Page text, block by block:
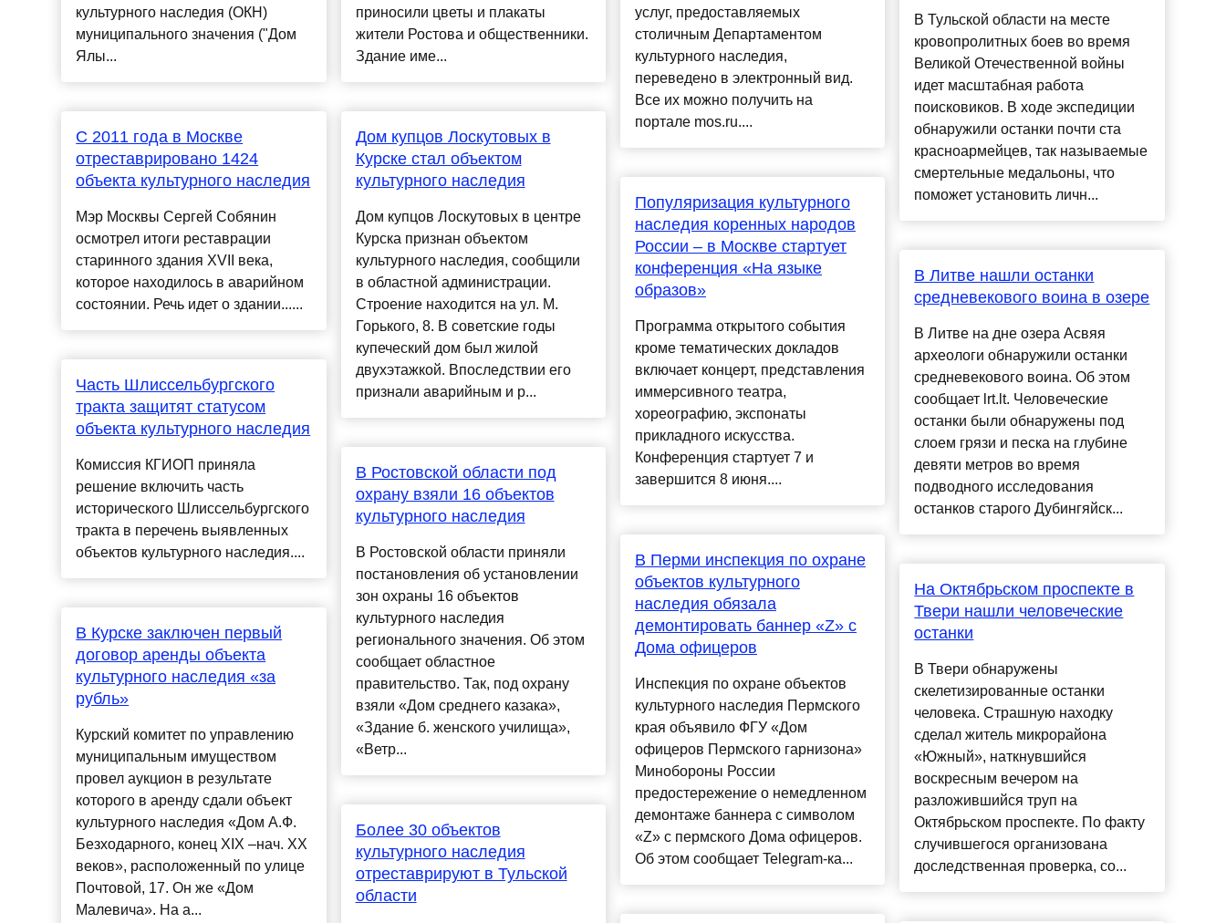
культурного наследия (ОКН)
муниципального значения ("Дом
Ялы...
С 2011 года в Москве
отреставрировано 1424
объекта культурного наследия
Мэр Москвы Сергей Собянин
осмотрел итоги реставрации
старинного здания XVII века,
которое находилось в аварийном
состоянии. Речь идет о здании......
Часть Шлиссельбургского
тракта защитят статусом
объекта культурного наследия
Комиссия КГИОП приняла
решение включить часть
исторического Шлиссельбургского
тракта в перечень выявленных
объектов культурного наследия....
В Курске заключен первый
договор аренды объекта
культурного наследия «за
рубль»
Курский комитет по управлению
муниципальным имуществом
провел аукцион в результате
которого в аренду сдали объект
культурного наследия «Дом А.Ф.
Безходарного, конец XIX –нач. XX
веков», расположенный по улице
Почтовой, 17. Он же «Дом
Малевича». На а...
приносили цветы и плакаты
жители Ростова и общественники.
Здание име...
Дом купцов Лоскутовых в
Курске стал объектом
культурного наследия
Дом купцов Лоскутовых в центре
Курска признан объектом
культурного наследия, сообщили
в областной администрации.
Строение находится на ул. М.
Горького, 8. В советские годы
купеческий дом был жилой
двухэтажкой. Впоследствии его
признали аварийным и р...
В Ростовской области под
охрану взяли 16 объектов
культурного наследия
В Ростовской области приняли
постановления об установлении
зон охраны 16 объектов
культурного наследия
регионального значения. Об этом
сообщает областное
правительство. Так, под охрану
взяли «Дом среднего казака»,
«Здание б. женского училища»,
«Ветр...
Более 30 объектов
культурного наследия
отреставрируют в Тульской
области
услуг, предоставляемых
столичным Департаментом
культурного наследия,
переведено в электронный вид.
Все их можно получить на
портале mos.ru....
Популяризация культурного
наследия коренных народов
России – в Москве стартует
конференция «На языке
образов»
Программа открытого события
кроме тематических докладов
включает концерт, представления
иммерсивного театра,
хореографию, экспонаты
прикладного искусства.
Конференция стартует 7 и
завершится 8 июня....
В Перми инспекция по охране
объектов культурного
наследия обязала
демонтировать баннер «Z» с
Дома офицеров
Инспекция по охране объектов
культурного наследия Пермского
края объявило ФГУ «Дом
офицеров Пермского гарнизона»
Минобороны России
предостережение о немедленном
демонтаже баннера с символом
«Z» с пермского Дома офицеров.
Об этом сообщает Telegram-ка...
В Тульской области на месте
кровопролитных боев во время
Великой Отечественной войны
идет масштабная работа
поисковиков. В ходе экспедиции
обнаружили останки почти ста
красноармейцев, так называемые
смертельные медальоны, что
поможет установить личн...
В Литве нашли останки
средневекового воина в озере
В Литве на дне озера Асвяя
археологи обнаружили останки
средневекового воина. Об этом
сообщает lrt.lt. Человеческие
останки были обнаружены под
слоем грязи и песка на глубине
девяти метров во время
подводного исследования
останков старого Дубингяйск...
На Октябрьском проспекте в
Твери нашли человеческие
останки
В Твери обнаружены
скелетизированные останки
человека. Страшную находку
сделал житель микрорайона
«Южный», наткнувшийся
воскресным вечером на
разложившийся труп на
Октябрьском проспекте. По факту
случившегося организована
доследственная проверка, со...